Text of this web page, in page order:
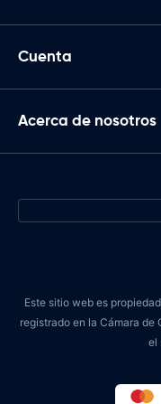
Cuenta
Acerca de nosotros
Este sitio web es
registrado en la Cámara de
el